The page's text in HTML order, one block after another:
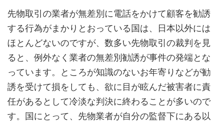
先物取引の業者が無差別に電話をかけて顧客を勧誘
する行為がまかりとおっている国は、日本以外には
ほとんどないのですが、数多い先物取引の裁判を見
ると、例外なく業者の無差別勧誘が事件の発端とな
っています。ところが知識のないお年寄りなどが勧
誘を受けて損をしても、欲に目が眩んだ被害者に責
任があるとして冷淡な判決に終わることが多いので
す。国にとって、先物業者が自分の監督下にある以